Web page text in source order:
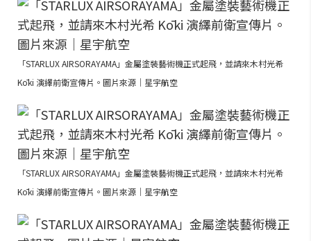
「STARLUX AIRSORAYAMA」金屬塗裝藝術機正式起飛，並請來木村光希
Kōki 演繹前衛宣傳片。圖片來源｜星宇航空
「STARLUX AIRSORAYAMA」金屬塗裝藝術機正式起飛，並請來木村光希
Kōki 演繹前衛宣傳片。圖片來源｜星宇航空